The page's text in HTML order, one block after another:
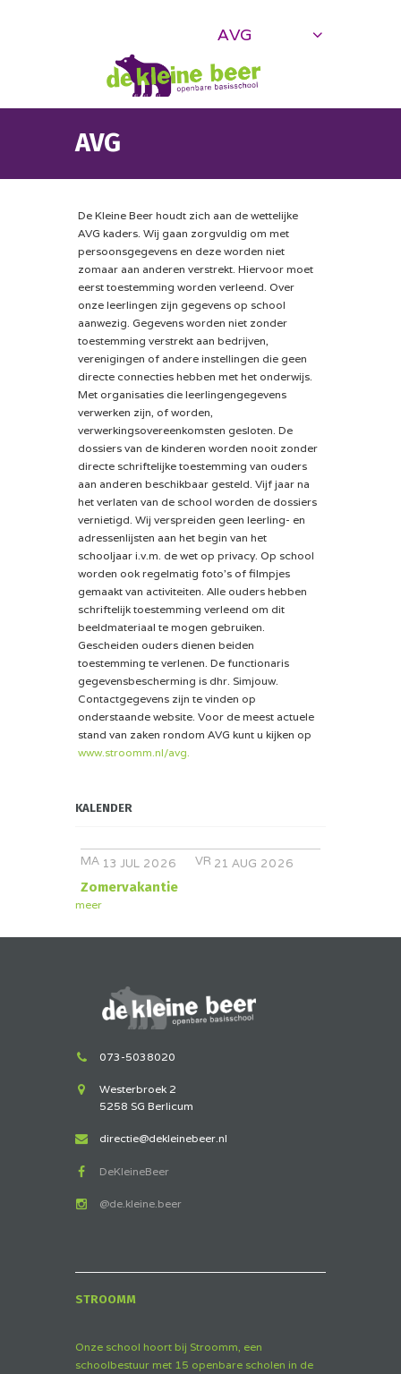
AVG
AVG
De Kleine Beer houdt zich aan de wettelijke
AVG kaders. Wij gaan zorgvuldig om met
persoonsgegevens en deze worden niet
zomaar aan anderen verstrekt. Hiervoor moet
eerst toestemming worden verleend. Over
onze leerlingen zijn gegevens op school
aanwezig. Gegevens worden niet zonder
toestemming verstrekt aan bedrijven,
verenigingen of andere instellingen die geen
directe connecties hebben met het onderwijs.
Met organisaties die leerlingengegevens
verwerken zijn, of worden,
verwerkingsovereenkomsten gesloten. De
dossiers van de kinderen worden nooit zonder
directe schriftelijke toestemming van ouders
aan anderen beschikbaar gesteld. Vijf jaar na
het verlaten van de school worden de dossiers
vernietigd. Wij verspreiden geen leerling- en
adressenlijsten aan het begin van het
schooljaar i.v.m. de wet op privacy. Op school
worden ook regelmatig foto’s of filmpjes
gemaakt van activiteiten. Alle ouders hebben
schriftelijk toestemming verleend om dit
beeldmateriaal te mogen gebruiken.
Gescheiden ouders dienen beiden
toestemming te verlenen. De functionaris
gegevensbescherming is dhr. Simjouw.
Contactgegevens zijn te vinden op
onderstaande website. Voor de meest actuele
stand van zaken rondom AVG kunt u kijken op
www.stroomm.nl/avg
KALENDER
MA 13 JUL 2026 VR 21 AUG 2026
Zomervakantie
meer
073-5038020
Westerbroek 2
5258 SG Berlicum
directie@dekleinebeer.nl
DeKleineBeer
@de.kleine.beer
STROOMM
Onze school hoort bij Stroomm, een
schoolbestuur met 15 openbare scholen in de